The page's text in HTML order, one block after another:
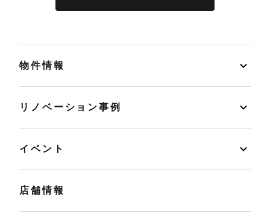
物件情報
リノベーション事例
イベント
店舗情報